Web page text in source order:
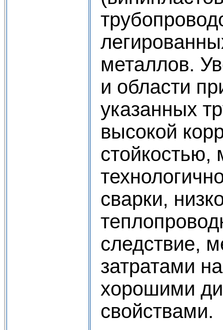
металлов.
и области
указанных
высокой
сварки,
следствие,
затратами
хорошими
свойствами.